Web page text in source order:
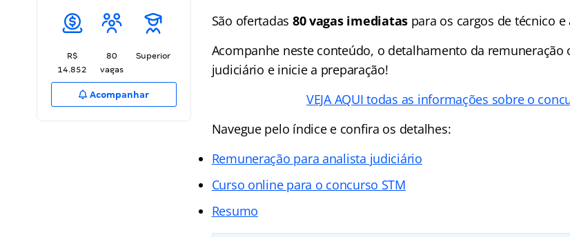
R$
14.852
80
vagas
Superior
Acompanhar
São ofertadas 80 vagas imediataspara os cargos de técnico
Acompanhe neste conteúdo, o detalhamento da remuneração
judiciário e inicie a preparação!
VEJA AQUI todas as informações sobre o
Navegue pelo índice e confira os detalhes:
Remuneração para analista judiciário
Curso online para o concurso STM
Resumo